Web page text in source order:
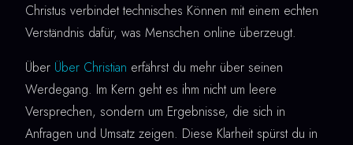
Christus verbindet technisches Können mit einem echten
Verständnis dafür, was Menschen online überzeugt.
Über Über Christian erfährst du mehr über seinen
Werdegang. Im Kern geht es ihm nicht um leere
Versprechen, sondern um Ergebnisse, die sich in
Anfragen und Umsatz zeigen. Diese Klarheit spürst du in